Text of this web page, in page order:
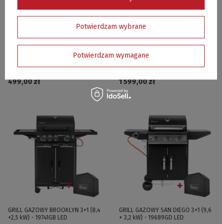
GRILL WĘGLOWY ANGULAR CHROM
cm - 11245I
499,00 zł
GRILL GAZOWY MANHATTAN 4+1
(11,2+ 2,5 kW) - 19751GB LED
1 599,00 zł
GRILL GAZOWY BROOKLYN 3+1 (8,4
+2,5 kW) - 19741GB LED
GRILL GAZOWY SAN DIEGO 3+1 (9,6
+ 3,2 kW) - 19689GD LED
Potwierdzam wybrane
Potwierdzam wymagane